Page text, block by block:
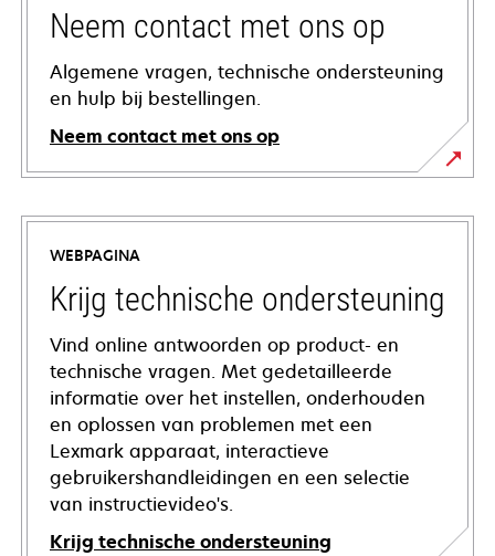
Neem contact met ons op
Algemene vragen, technische ondersteuning
en hulp bij bestellingen.
Neem contact met ons op
WEBPAGINA
Krijg technische ondersteuning
Vind online antwoorden op product- en
technische vragen. Met gedetailleerde
informatie over het instellen, onderhouden
en oplossen van problemen met een
Lexmark apparaat, interactieve
gebruikershandleidingen en een selectie
van instructievideo's.
Krijg technische ondersteuning